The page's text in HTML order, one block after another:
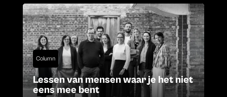
Column
Lessen van mensen waar je het niet
eens mee bent